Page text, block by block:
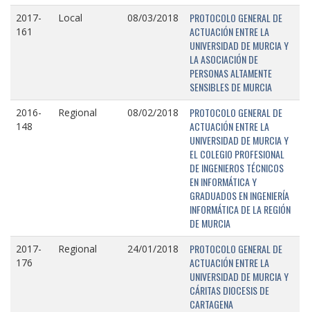
2017-
161
Local 08/03/2018
PROTOCOLO GENERAL DE
ACTUACIÓN ENTRE LA
UNIVERSIDAD DE MURCIA Y
LA ASOCIACIÓN DE
PERSONAS ALTAMENTE
SENSIBLES DE MURCIA
2016-
148
Regional 08/02/2018
PROTOCOLO GENERAL DE
ACTUACIÓN ENTRE LA
UNIVERSIDAD DE MURCIA Y
EL COLEGIO PROFESIONAL
DE INGENIEROS TÉCNICOS
EN INFORMÁTICA Y
GRADUADOS EN INGENIERÍA
INFORMÁTICA DE LA REGIÓN
DE MURCIA
2017-
176
Regional 24/01/2018
PROTOCOLO GENERAL DE
ACTUACIÓN ENTRE LA
UNIVERSIDAD DE MURCIA Y
CÁRITAS DIOCESIS DE
CARTAGENA